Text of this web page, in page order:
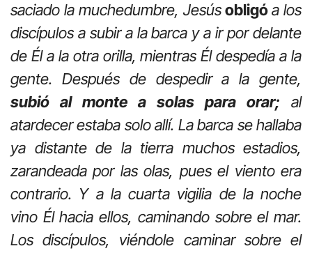
saciado la muchedumbre, Jesúsobligóa los
discípulos a subir a la barca y a ir por delante
de Él a la otra orilla, mientras Él despedía a la
gente. Después de despedir a la gente,
subió al monte a solas para orar; al
atardecer estaba solo allí. La barca se hallaba
ya distante de la tierra muchos estadios,
zarandeada por las olas, pues el viento era
contrario. Y a la cuarta vigilia de la noche
vino Él hacia ellos, caminando sobre el mar.
Los discípulos, viéndole caminar sobre el